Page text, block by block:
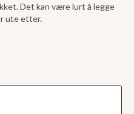
Det kan være lurt å legge
ute etter.